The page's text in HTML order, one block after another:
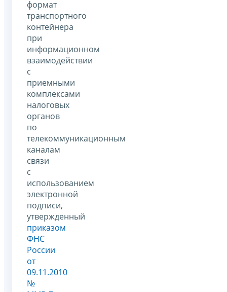
формат
транспортного
контейнера
при
информационном
взаимодействии
с
приемными
комплексами
налоговых
органов
по
телекоммуникационным
каналам
связи
с
использованием
электронной
подписи,
утвержденный
приказом
ФНС
России
от
09.11.2010
№